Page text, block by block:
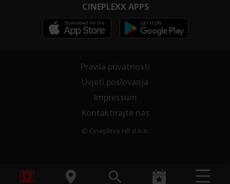
CINEPLEXX APPS
© Cineplexx HR d.o.o.
Pravila privatnosti
Uvjeti poslovanja
Impressum
Kontaktirajte nas